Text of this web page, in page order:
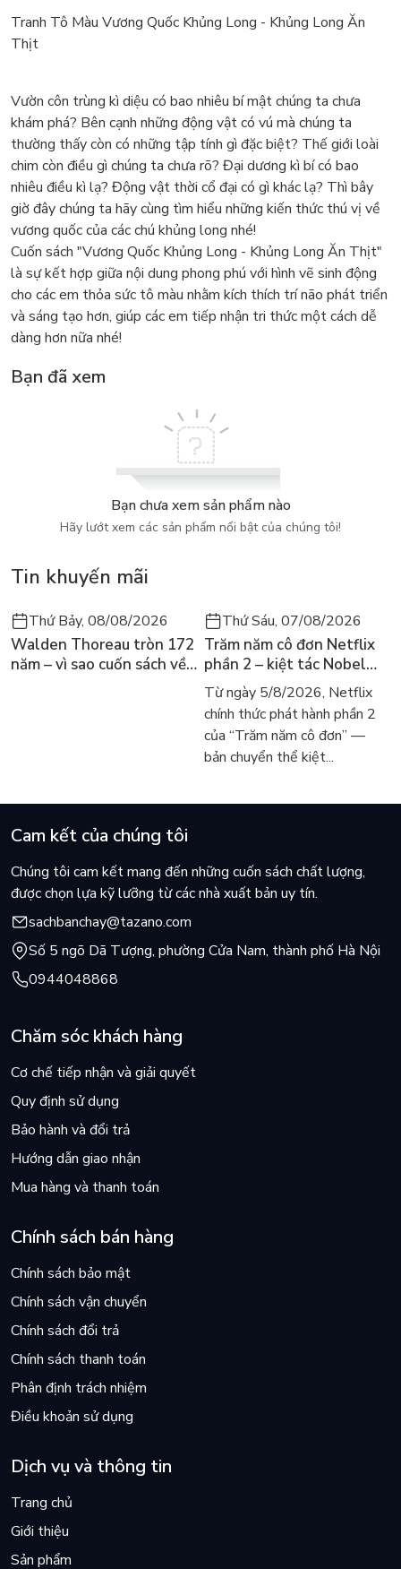
Tranh Tô Màu Vương Quốc Khủng Long - Khủng Long Ăn
Thịt
Vườn côn trùng kì diệu có bao nhiêu bí mật chúng ta chưa
khám phá? Bên cạnh những động vật có vú mà chúng ta
thường thấy còn có những tập tính gì đặc biệt? Thế giới loài
chim còn điều gì chúng ta chưa rõ? Đại dương kì bí có bao
nhiêu điều kì lạ? Động vật thời cổ đại có gì khác lạ? Thì bây
giờ đây chúng ta hãy cùng tìm hiểu những kiến thức thú vị về
vương quốc của các chú khủng long nhé!
Cuốn sách "Vương Quốc Khủng Long - Khủng Long Ăn Thịt"
là sự kết hợp giữa nội dung phong phú với hình vẽ sinh động
cho các em thỏa sức tô màu nhằm kích thích trí não phát triển
và sáng tạo hơn, giúp các em tiếp nhận tri thức một cách dễ
dàng hơn nữa nhé!
Bạn đã xem
Bạn chưa xem sản phẩm nào
Hãy lướt xem các sản phẩm nổi bật của chúng tôi!
Tin khuyến mãi
Thứ Bảy, 08/08/2026
Walden Thoreau tròn 172
năm – vì sao cuốn sách về
Thứ Sáu, 07/08/2026
Trăm năm cô đơn Netflix
phần 2 – kiệt tác Nobel
trở lại màn ảnh, dòng
người tìm đọc lại García
Márquez
Từ ngày 5/8/2026, Netflix
chính thức phát hành phần 2
của “Trăm năm cô đơn” —
bản chuyển thể kiệt...
Cam kết của chúng tôi
Chúng tôi cam kết mang đến những cuốn sách chất lượng,
được chọn lựa kỹ lưỡng từ các nhà xuất bản uy tín.
sachbanchay@tazano.com
Số 5 ngõ Dã Tượng, phường Cửa Nam, thành phố Hà Nội
0944048868
Chăm sóc khách hàng
Cơ chế tiếp nhận và giải quyết
Quy định sử dụng
Bảo hành và đổi trả
Hướng dẫn giao nhận
Mua hàng và thanh toán
Chính sách bán hàng
Chính sách bảo mật
Chính sách vận chuyển
Chính sách đổi trả
Chính sách thanh toán
Phân định trách nhiệm
Điều khoản sử dụng
Dịch vụ và thông tin
Trang chủ
Giới thiệu
Sản phẩm